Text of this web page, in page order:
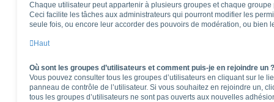
Chaque utilisateur peut appartenir à plusieurs groupes et chaque
Ceci facilite les tâches aux administrateurs qui pourront modifier les
seule fois, ou encore leur accorder des pouvoirs de modération, ou bien
Haut
Où sont les groupes d’utilisateurs et comment puis-je en rejoindre un ?
Vous pouvez consulter tous les groupes d’utilisateurs en cliquant sur le
panneau de contrôle de l’utilisateur. Si vous souhaitez en rejoindre un,
tous les groupes d’utilisateurs ne sont pas ouverts aux nouvelles